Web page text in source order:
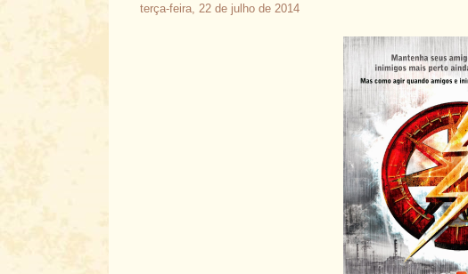
terça-feira, 22 de julho de 2014